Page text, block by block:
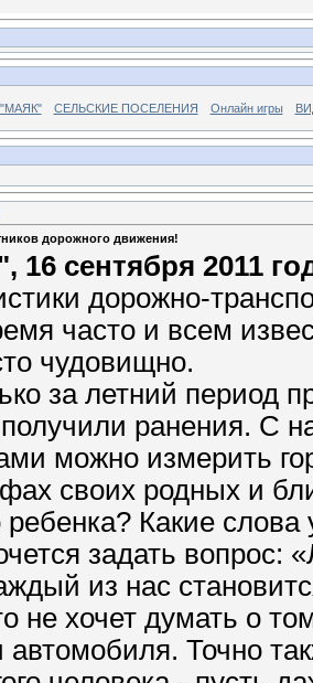
"МАЯК" СЕЛЬСКИЕ ПОСЕЛЕНИЯ Онлайн игры
дорожного движения!
16 сентября 2011
дорожно-
часто и всем
чудовищно.
за летний период
ранения. С
можно измерить
своих родных и
ребенка? Какие
задать вопрос:
из нас
не хочет думать о
автомобиля. Точно